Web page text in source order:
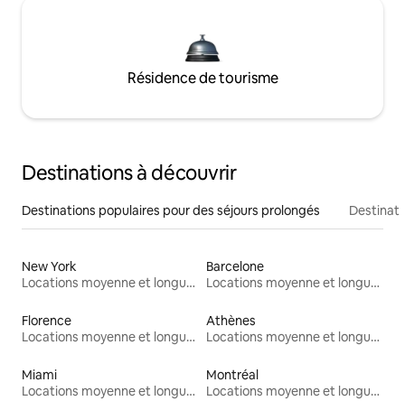
Résidence de tourisme
Destinations à découvrir
Destinations populaires pour des séjours prolongés
New York
Locations moyenne et longue durée
Barcelone
Locations moyenne et longue durée
Florence
Locations moyenne et longue durée
Athènes
Locations moyenne et longue durée
Miami
Locations moyenne et longue durée
Montréal
Locations moyenne et longue durée